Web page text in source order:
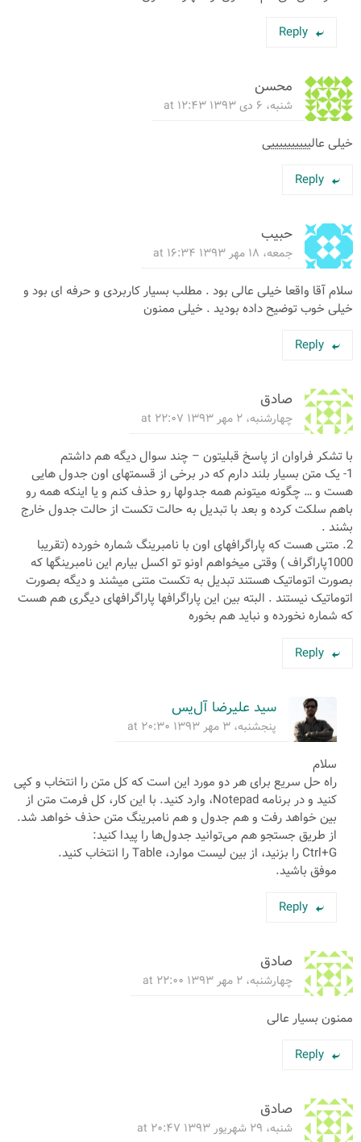
Reply
محسن
شنبه، ۶ دی ۱۳۹۳ at ۱۲:۴۳
خیلی عالییییییییییی
Reply
حبیب
جمعه، ۱۸ مهر ۱۳۹۳ at ۱۶:۳۴
سلام آقا واقعا خیلی عالی بود . مطلب بسیار کاربردی و حرفه ای بود و
خیلی خوب توضیح داده بودید . خیلی ممنون
Reply
صادق
چهارشنبه، ۲ مهر ۱۳۹۳ at ۲۲:۰۷
با تشکر فراوان از پاسخ قبلیتون – چند سوال دیگه هم داشتم
1- یک متن بسیار بلند دارم که در برخی از قسمتهای اون جدول هایی
هست و … چگونه میتونم همه جدولها رو حذف کنم و یا اینکه همه رو
باهم سلکت کرده و بعد با تبدیل به حالت تکست از حالت جدول خارج
بشند .
2. متنی هست که پاراگرافهای اون با نامبرینگ شماره خورده (تقریبا
1000پاراگراف ) وقتی میخواهم اونو تو اکسل بیارم این نامبرینگها که
بصورت اتوماتیک هستند تبدیل به تکست متنی میشند و دیگه بصورت
اتوماتیک نیستند . البته بین این پاراگرافها پاراگرافهای دیگری هم هست
که شماره نخورده و نباید هم بخوره
Reply
سید علیرضا آل‌یس
پنجشنبه، ۳ مهر ۱۳۹۳ at ۲۰:۳۰
سلام
راه حل سریع برای هر دو مورد این است که کل متن را انتخاب و کپی
کنید و در برنامه Notepad، وارد کنید. با این کار، کل فرمت متن از
بین خواهد رفت و هم جدول و هم نامبرینگ متن حذف خواهد شد.
از طریق جستجو هم می‌توانید جدول‌ها را پیدا کنید:
Ctrl+G را بزنید، از بین لیست موارد، Table را انتخاب کنید.
موفق باشید.
Reply
صادق
چهارشنبه، ۲ مهر ۱۳۹۳ at ۲۲:۰۰
ممنون بسیار عالی
Reply
صادق
شنبه، ۲۹ شهریور ۱۳۹۳ at ۲۰:۴۷